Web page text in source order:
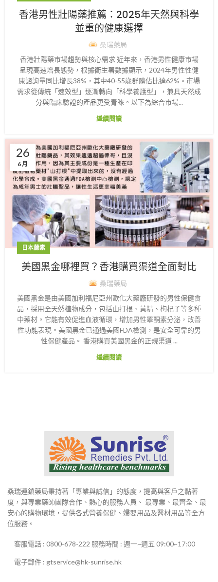
香港男性壯陽藥推薦：2025年天然與科學
並重的健康選擇
桑瑞藥局
香港壯陽藥市場趨勢與核心需求 近年來，香港男性健康市場
呈現高速增長態勢，根據衛生署數據顯示，2024年男性性健
康諮詢量同比增長38%，其中40-55歲群體佔比達62%。市場
需求從傳統「速效型」逐漸轉向「科學養護型」，兼具天然成
分與臨床驗證的產品更受青睞。以下為綜合市場...
繼續閱讀
26
6 月
日本藤素
美國黑金哪裡買？香港購買渠道全面對比
桑瑞藥局
美國黑金是由美國加利福尼亞州歐化大藥廠研發的男性保健食
品，採用全天然植物成分，包括山打根、黃精、枸杞子等多種
中藥材。它能有效促進血液循環，增加男性睪酮素分泌，改善
性功能表現。美國黑金已通過美國FDA檢測，是安全可靠的男
性保健產品。 香港購買美國黑金的正規渠道 ...
繼續閱讀
桑瑞連鎖藥局秉持著「專業與誠信」的態度，提高與客戶之黏著
度，與專業藥師團隊合作、熱心的服務人員、 最專業、最齊全、最
安心的購物環境，提供各式營養保健、婦嬰用品及醫材用品等全方
位服務。
客服電話 : 0800-678-222 服務時間 : 週一~週五 09:00~17:00
電子郵件 : gtservice@hk-sunrise.hk